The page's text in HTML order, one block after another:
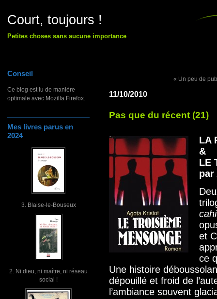
Court, toujours !
Petites choses sans aucune importance
Conseil
Ce blog est lu de manière
optimale avec Mozilla Firefox.
Mes livres parus en
2024
3. Blaise-le-Bouseux
2. Ni dieu, ni maître, ni réseau
social !
« Un peu de
11/10/2010
Pas que du récent (21)
LA
&
LE
par
et
ce
Une histoire
dépouillé et froid de
l’ambiance souvent